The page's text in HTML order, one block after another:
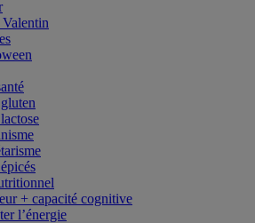
Valentin
+ capacité cognitive
l’énergie